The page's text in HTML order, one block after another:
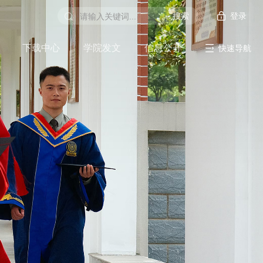
登录
下载中心 学院发文 信息公开 快速导航